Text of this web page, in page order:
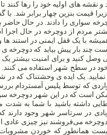
قیمت بنزین چهار برابر شد.
مردم از دوچرخه در حال
با یک قفل ایمنی در استند
چند بار پیش بیاید که دوچرخه
در سطح شهر استفاده می کنند.
نمایید. یک ایده ی وحشتناک که
که توسط پلیس آمستردام
است که در این شهر دوچرخه
داشته باشید با شما به شدت
در سرتاسر شهر وجود دارند
می‌فروشند نیز چیزی عادی
همانطور که خوردن